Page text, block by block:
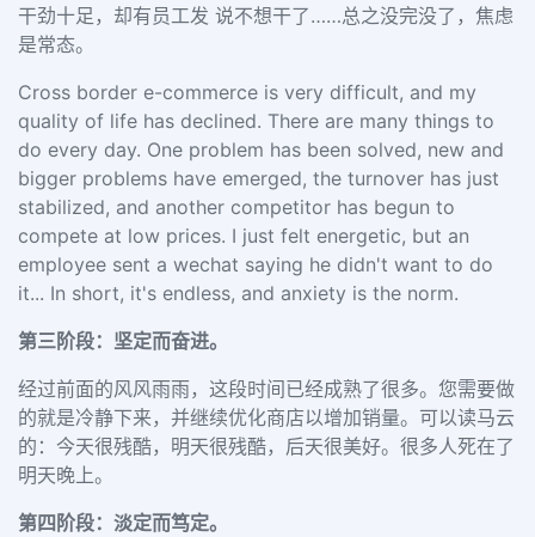
干劲十足，却有员工发 说不想干了……总之没完没了，焦虑
是常态。
Cross border e-commerce is very difficult, and my
quality of life has declined. There are many things to
do every day. One problem has been solved, new and
bigger problems have emerged, the turnover has just
stabilized, and another competitor has begun to
compete at low prices. I just felt energetic, but an
employee sent a wechat saying he didn't want to do
it... In short, it's endless, and anxiety is the norm.
第三阶段：坚定而奋进。
经过前面的风风雨雨，这段时间已经成熟了很多。您需要做
的就是冷静下来，并继续优化商店以增加销量。可以读马云
的：今天很残酷，明天很残酷，后天很美好。很多人死在了
明天晚上。
第四阶段：淡定而笃定。